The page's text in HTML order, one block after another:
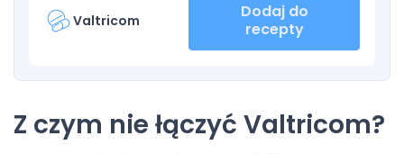
Valtricom
Dodaj do
recepty
Z czym nie łączyć Valtricom?